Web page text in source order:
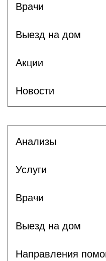
Врачи
Выезд на дом
Акции
Новости
Анализы
Услуги
Врачи
Выезд на дом
Направления